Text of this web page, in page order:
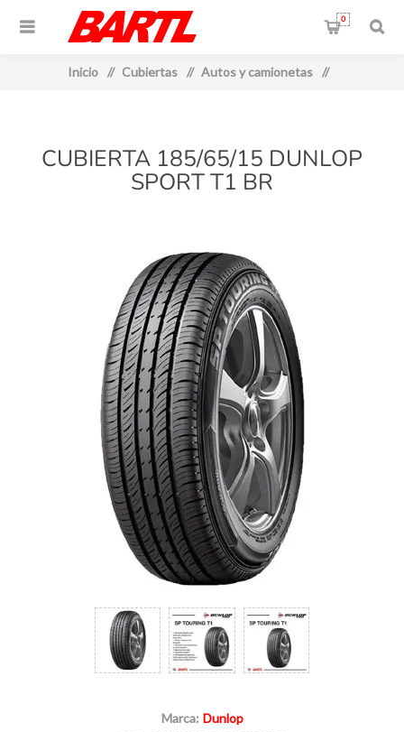
0
Inicio / Cubiertas / Autos y camionetas /
CUBIERTA 185/65/15 DUNLOP
SPORT T1 BR
Marca: Dunlop